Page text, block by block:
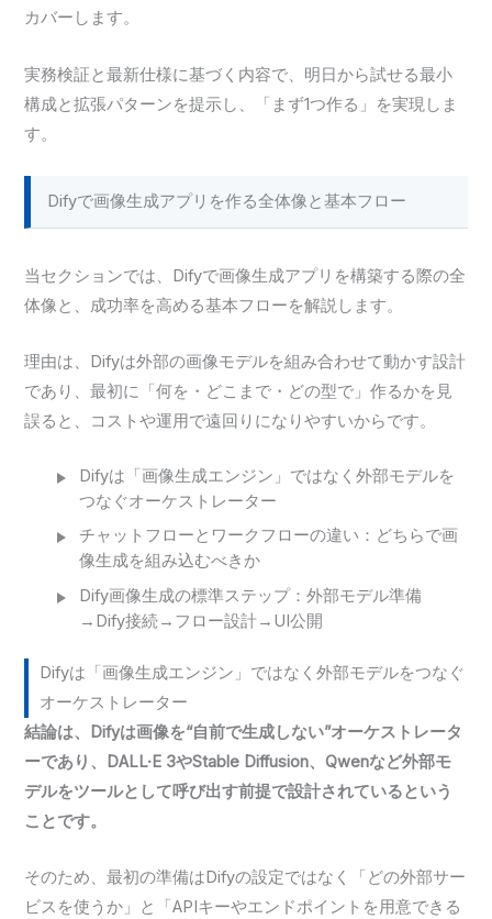
カバーします。
実務検証と最新仕様に基づく内容で、明日から試せる最小
構成と拡張パターンを提示し、「まず1つ作る」を実現しま
す。
Difyで画像生成アプリを作る全体像と基本フロー
当セクションでは、Difyで画像生成アプリを構築する際の全
体像と、成功率を高める基本フローを解説します。
理由は、Difyは外部の画像モデルを組み合わせて動かす設計
であり、最初に「何を・どこまで・どの型で」作るかを見
誤ると、コストや運用で遠回りになりやすいからです。
Difyは「画像生成エンジン」ではなく外部モデルを
つなぐオーケストレーター
チャットフローとワークフローの違い：どちらで画
像生成を組み込むべきか
Dify画像生成の標準ステップ：外部モデル準備
→Dify接続→フロー設計→UI公開
Difyは「画像生成エンジン」ではなく外部モデルをつなぐ
オーケストレーター
結論は、Difyは画像を“自前で生成しない”オーケストレータ
ーであり、DALL·E 3やStable Diffusion、Qwenなど外部モ
デルをツールとして呼び出す前提で設計されているという
ことです。
そのため、最初の準備はDifyの設定ではなく「どの外部サー
ビスを使うか」と「APIキーやエンドポイントを用意できる